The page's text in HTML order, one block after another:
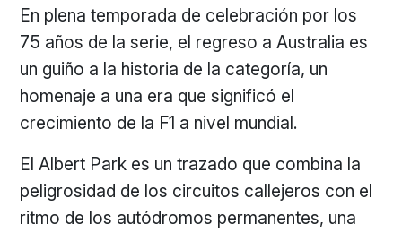
En plena temporada de celebración por los
75 años de la serie, el regreso a Australia es
un guiño a la historia de la categoría, un
homenaje a una era que significó el
crecimiento de la F1 a nivel mundial.
El Albert Park es un trazado que combina la
peligrosidad de los circuitos callejeros con el
ritmo de los autódromos permanentes, una